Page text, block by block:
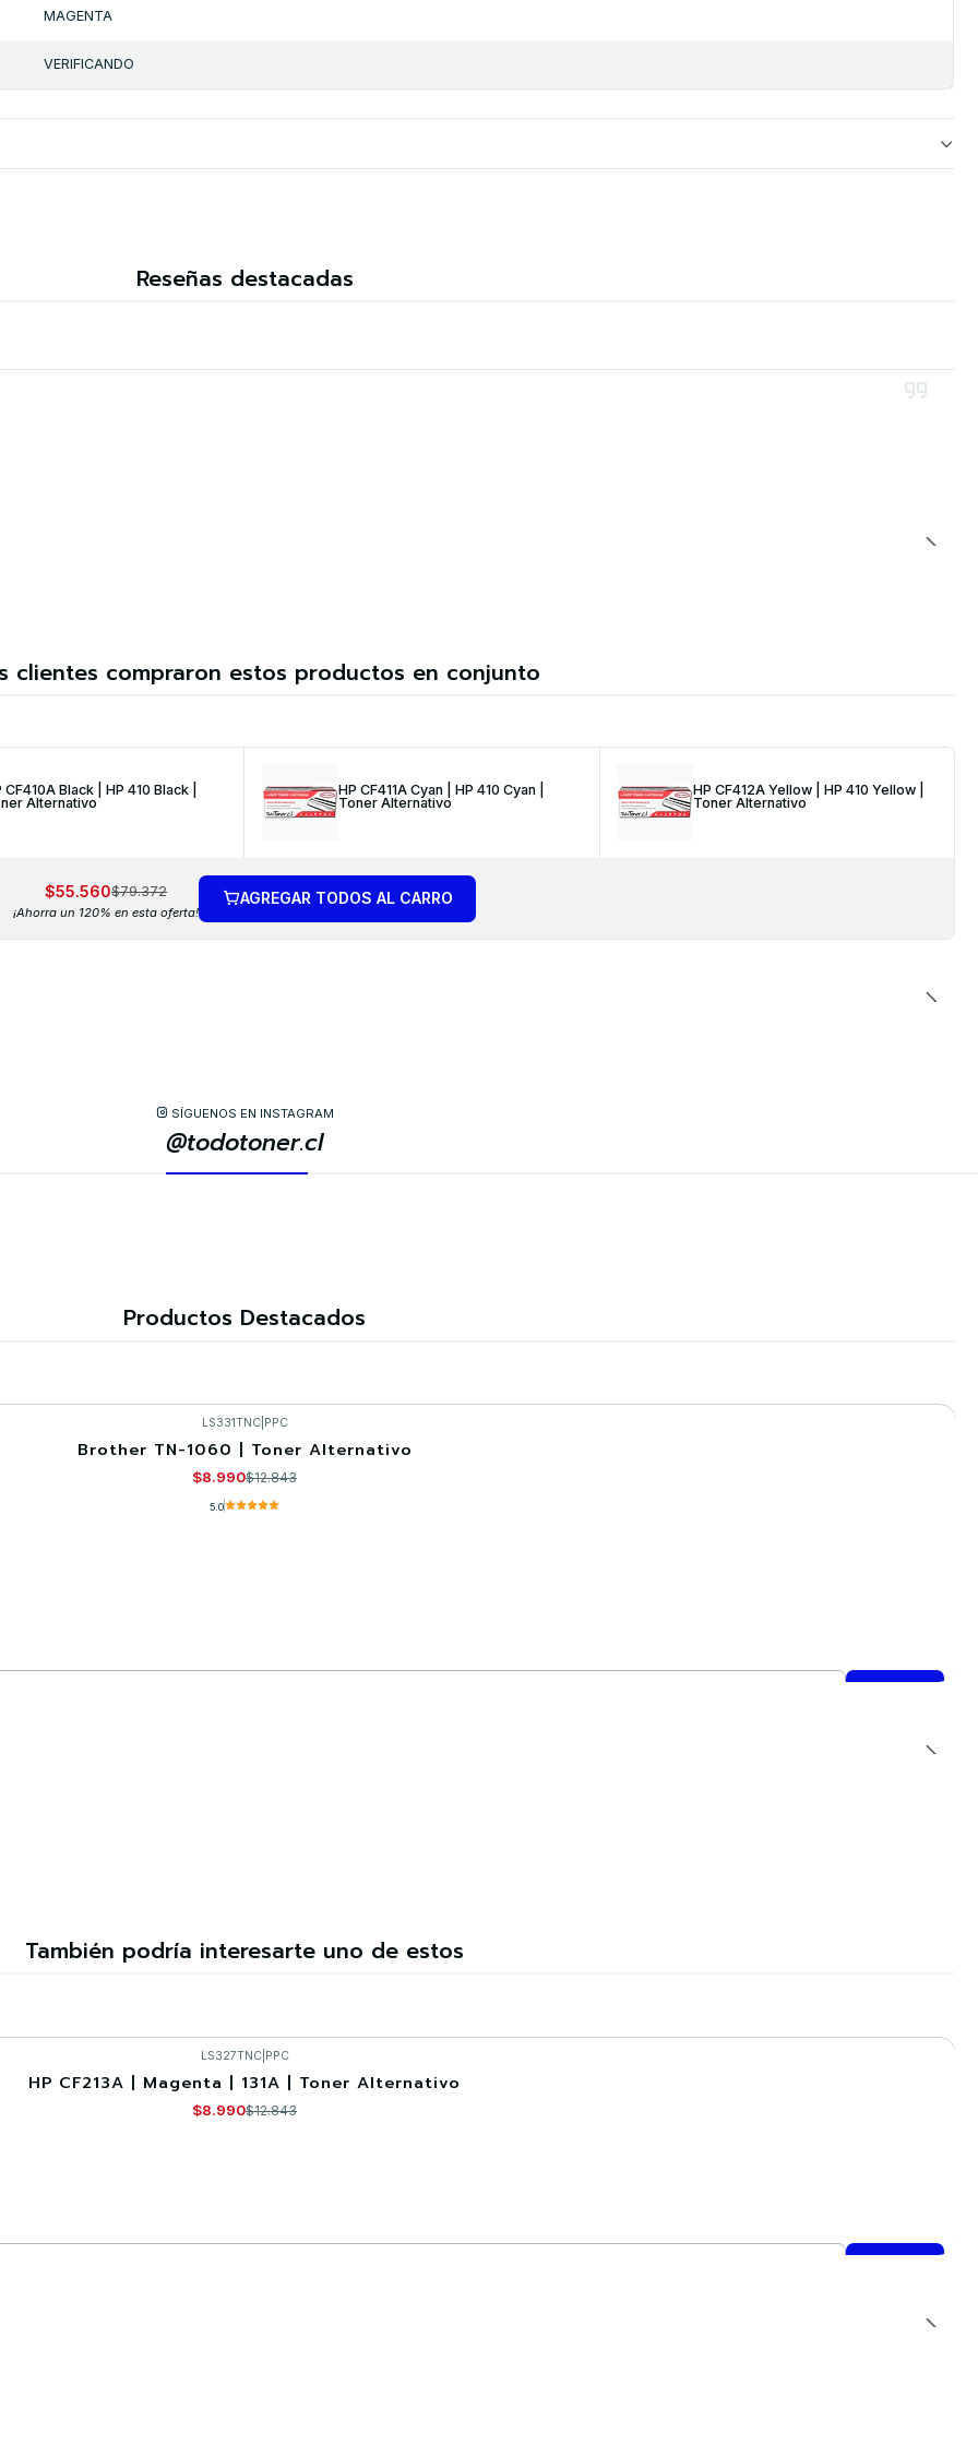
MAGENTA
VERIFICANDO
Reseñas destacadas
clientes compraron estos productos en conjunto
CF410A Black | HP 410 Black |
Alternativo
HP CF411A Cyan | HP 410 Cyan |
Toner Alternativo
HP CF412A Yellow | HP 410 Yellow |
Toner Alternativo
$55.560$79.372
¡Ahorra un 120% en esta oferta!
AGREGAR TODOS AL CARRO
SÍGUENOS EN INSTAGRAM
@todotoner.cl
Productos Destacados
LS331TNC| PPC
Brother TN-1060 | Toner Alternativo
$8.990$12.843
5.0
También podría interesarte uno de estos
LS327TNC| PPC
HP CF213A | Magenta | 131A | Toner Alternativo
$8.990$12.843